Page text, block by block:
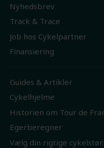
Nyhedsbrev
Track & Trace
Job hos Cykelpartner
Finansiering
Guides & Artikler
Cykelhjelme
Historien om Tour de
Egerberegner
Vælg din rigtige